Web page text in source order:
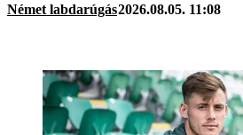
Német labdarúgás2026.08.05. 11:08